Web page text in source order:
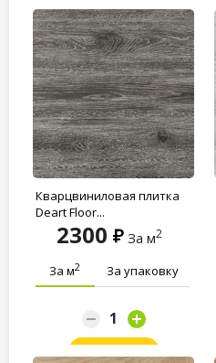
Кварцвиниловая плитка
Deart Floor...
2300 За м2
За м2 За упаковку
Заказать